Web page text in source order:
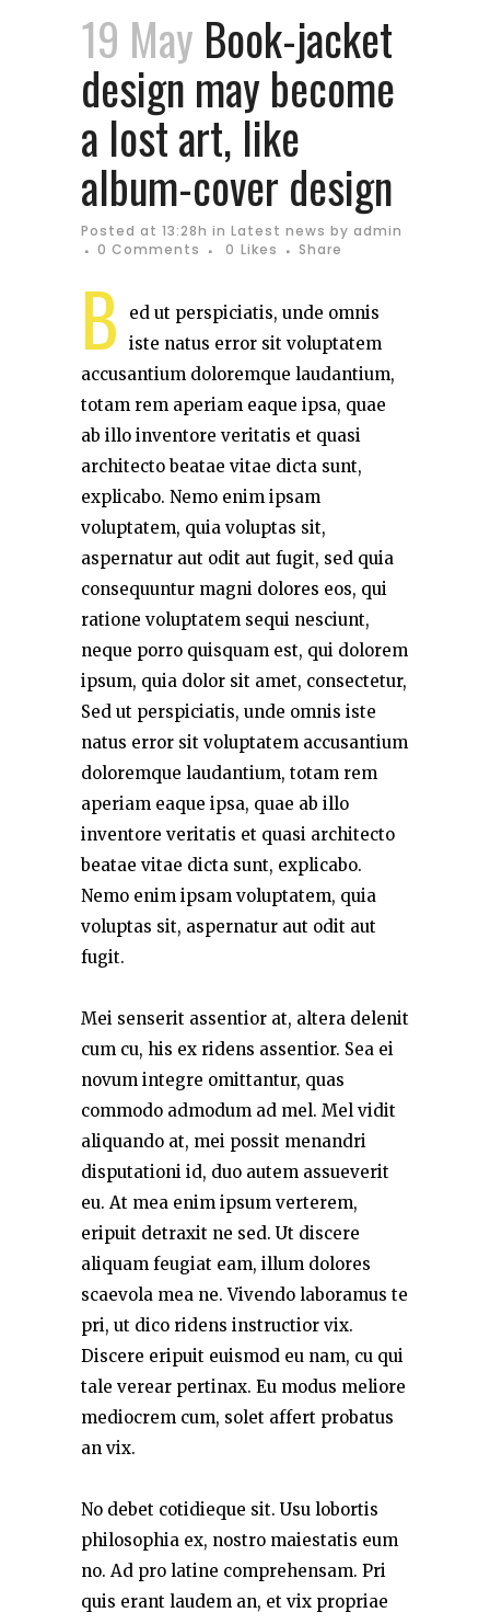
19 May Book-jacket
design may become
a lost art, like
album-cover design
Posted at 13:28h in Latest news by admin
0 Comments
0 Likes Share
B
ed ut perspiciatis, unde omnis
iste natus error sit voluptatem
accusantium doloremque laudantium,
totam rem aperiam eaque ipsa, quae
ab illo inventore veritatis et quasi
architecto beatae vitae dicta sunt,
explicabo. Nemo enim ipsam
voluptatem, quia voluptas sit,
aspernatur aut odit aut fugit, sed quia
consequuntur magni dolores eos, qui
ratione voluptatem sequi nesciunt,
neque porro quisquam est, qui dolorem
ipsum, quia dolor sit amet, consectetur,
Sed ut perspiciatis, unde omnis iste
natus error sit voluptatem accusantium
doloremque laudantium, totam rem
aperiam eaque ipsa, quae ab illo
inventore veritatis et quasi architecto
beatae vitae dicta sunt, explicabo.
Nemo enim ipsam voluptatem, quia
voluptas sit, aspernatur aut odit aut
fugit.
Mei senserit assentior at, altera delenit
cum cu, his ex ridens assentior. Sea ei
novum integre omittantur, quas
commodo admodum ad mel. Mel vidit
aliquando at, mei possit menandri
disputationi id, duo autem assueverit
eu. At mea enim ipsum verterem,
eripuit detraxit ne sed. Ut discere
aliquam feugiat eam, illum dolores
scaevola mea ne. Vivendo laboramus te
pri, ut dico ridens instructior vix.
Discere eripuit euismod eu nam, cu qui
tale verear pertinax. Eu modus meliore
mediocrem cum, solet affert probatus
an vix.
No debet cotidieque sit. Usu lobortis
philosophia ex, nostro maiestatis eum
no. Ad pro latine comprehensam. Pri
quis erant laudem an, et vix propriae